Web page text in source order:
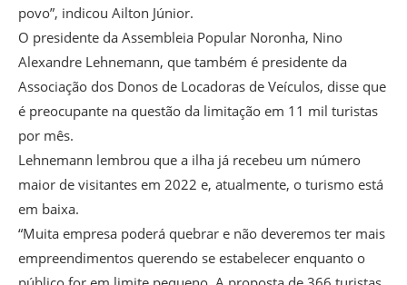
povo”, indicou Ailton Júnior.
O presidente da Assembleia Popular Noronha, Nino
Alexandre Lehnemann, que também é presidente da
Associação dos Donos de Locadoras de Veículos, disse que
é preocupante na questão da limitação em 11 mil turistas
por mês.
Lehnemann lembrou que a ilha já recebeu um número
maior de visitantes em 2022 e, atualmente, o turismo está
em baixa.
“Muita empresa poderá quebrar e não deveremos ter mais
empreendimentos querendo se estabelecer enquanto o